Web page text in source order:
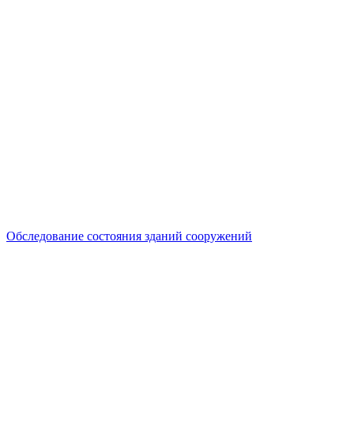
Обследование состояния зданий сооружений